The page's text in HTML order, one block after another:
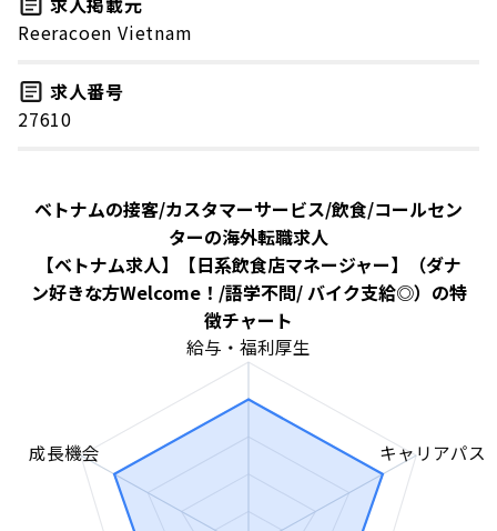
Reeracoen Vietnam
求人番号
27610
ベトナムの接客/カスタマーサービス/飲食/コールセン
ターの海外転職求人
【ベトナム求人】【日系飲食店マネージャー】（ダナ
ン好きな方Welcome！/語学不問/ バイク支給◎）の特
徴チャート
給与・福利厚生
キャリアパス
成長機会